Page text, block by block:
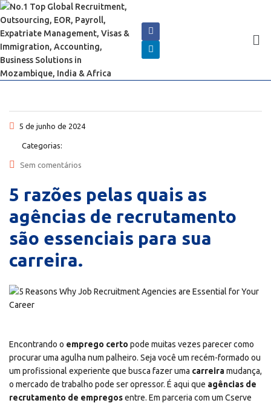
5 de junho de 2024
Categorias:
Sem comentários
5 razões pelas quais as
agências de recrutamento
são essenciais para sua
carreira.
Encontrando o emprego certo pode muitas vezes parecer como
procurar uma agulha num palheiro. Seja você um recém-formado ou
um profissional experiente que busca fazer uma carreiramudança,
o mercado de trabalho pode ser opressor. É aqui que agências de
recrutamento de empregosentre. Em parceria com um Cserve